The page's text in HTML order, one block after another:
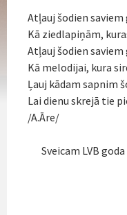
Atļauj šodien
Kā ziedlapiņām,
Atļauj šodien
Kā melodijai, kura
Ļauj kādam sapnim
Lai dienu skrejā tie
/A.Āre/
Sveicam LVB